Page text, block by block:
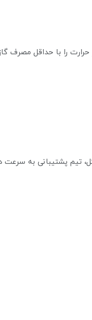
را با حداقل مصرف
تیم پشتیبانی به